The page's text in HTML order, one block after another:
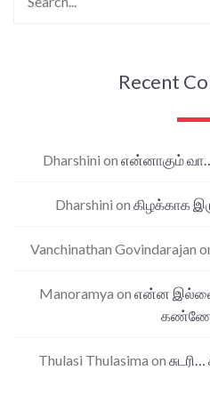
Recent
Dharshini on என்னாகும் வா…
Dharshini on கிழக்காக
Vanchinathan Govindarajan
Manoramya on என்ன
Thulasi Thulasima on